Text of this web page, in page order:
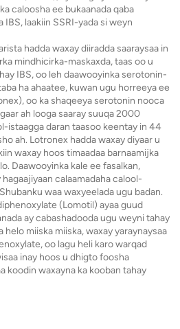
caloosha ee bukaanada qaba
laakiin SSRI-yada si weyn
hadda waxay diiradda saaraysaa in
mindhicirka-maskaxda, taas oo u
IBS, oo leh daawooyinka serotonin-
ha ahaatee, kuwan ugu horreeya ee
oo ka shaqeeya serotonin nooca
ah looga saaray suuqa 2000
istaagga daran taasoo keentay in 44
ah. Lotronex hadda waxay diyaar u
waxay hoos timaadaa barnaamijka
Daawooyinka kale ee fasalkan,
calaamadaha calool-
waa waxyeelada ugu badan.
(Lomotil) ayaa guud
ay cabashadooda ugu weyni tahay
helo miiska miiska, waxay yaraynaysaa
oo lagu heli karo warqad
inay hoos u dhigto foosha
koodin waxayna ka kooban tahay